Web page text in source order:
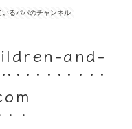
いるパパのチャンネル
and-